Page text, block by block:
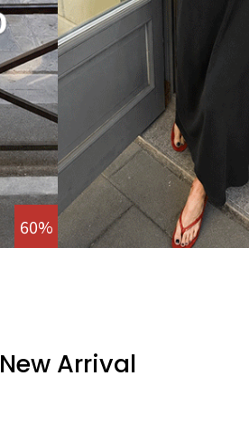
60%
New Arrival